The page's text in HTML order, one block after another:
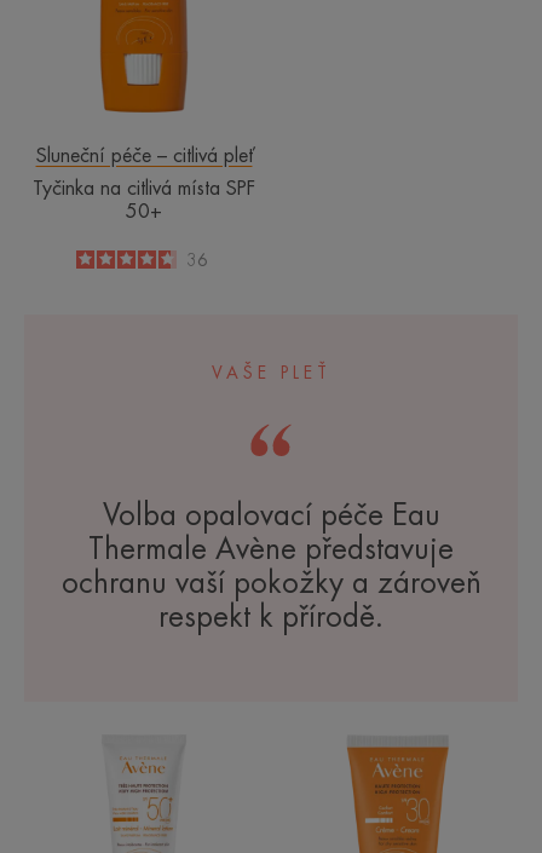
SPF
50+
Sluneční péče – citlivá pleť
Tyčinka na citlivá místa SPF
50+
4.7
/
5
36
VAŠE PLEŤ
Volba opalovací péče Eau
Thermale Avène představuje
ochranu vaší pokožky a zároveň
respekt k přírodě.
mléko
SPF
50+
na
obličej
SPF
30